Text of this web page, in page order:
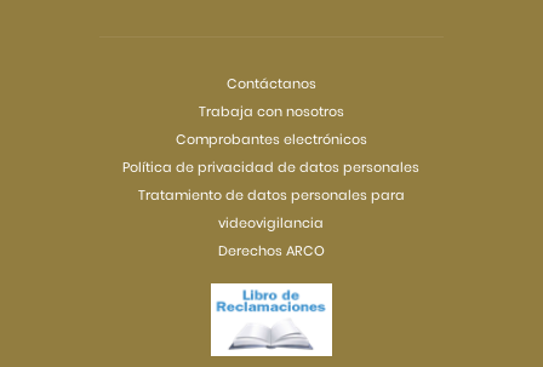
Contáctanos
Trabaja con nosotros
Comprobantes electrónicos
Política de privacidad de datos personales
Tratamiento de datos personales para
videovigilancia
Derechos ARCO